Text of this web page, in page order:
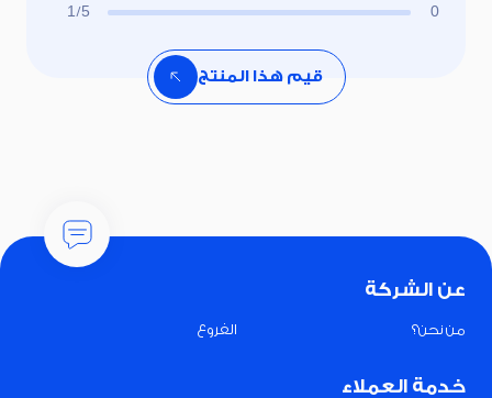
0
1/5
قيم هذا المنتج
عن الشركة
من نحن؟ الفروع
خدمة العملاء